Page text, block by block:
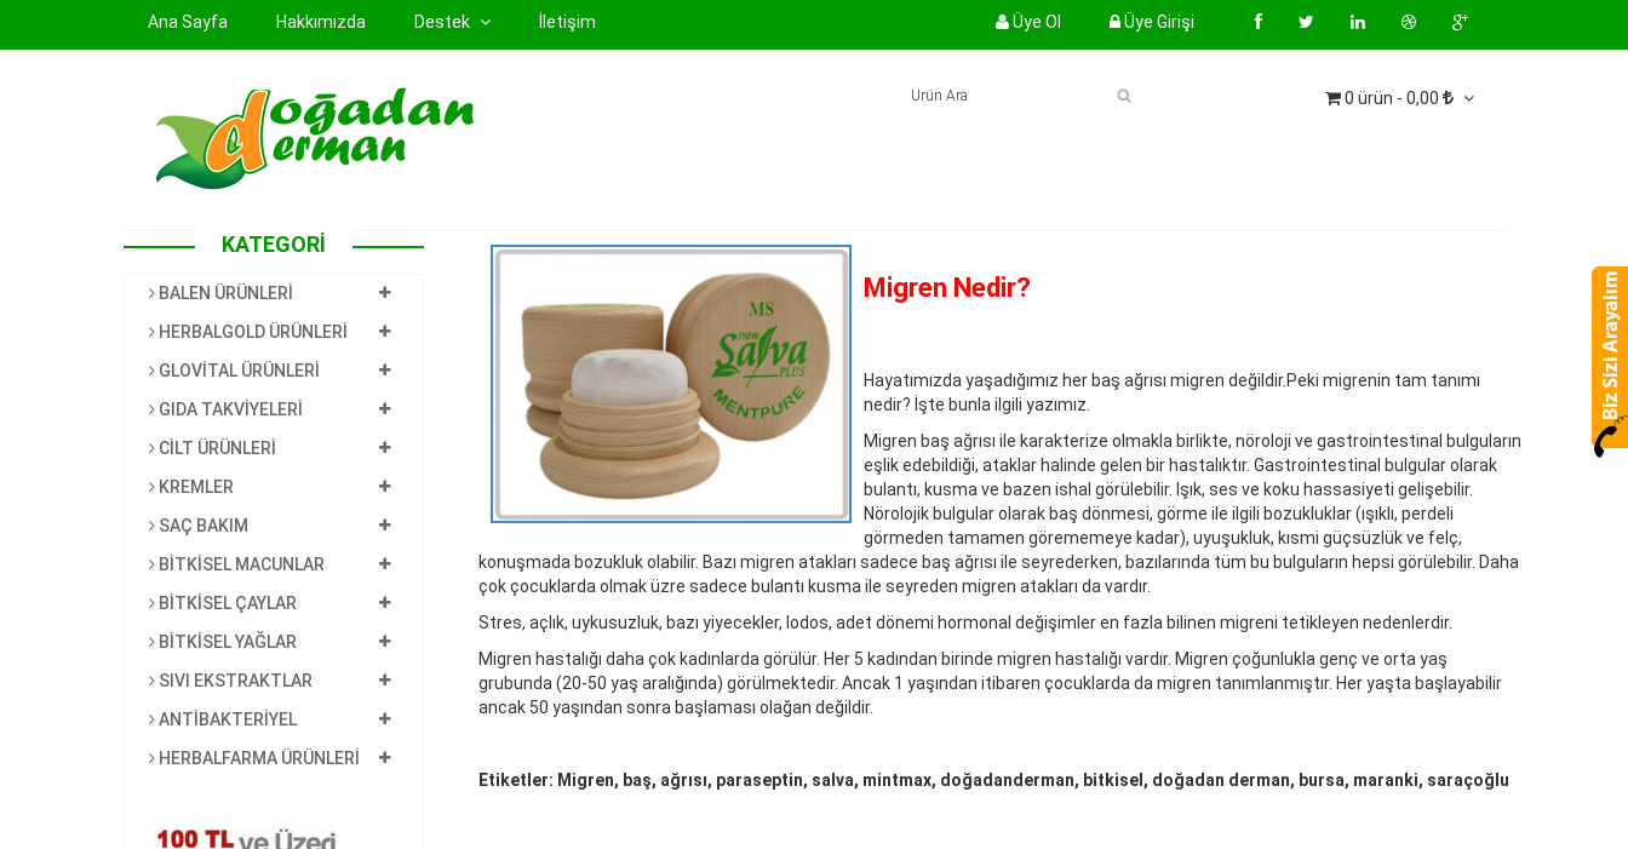
Ana Sayfa Hakkımızda (current)Destek İletişim Üye Ol Üye Girişi
0 ürün - 0,00
KATEGORİ
BALEN ÜRÜNLERİ
HERBALGOLD ÜRÜNLERİ
GLOVİTAL ÜRÜNLERİ
GIDA TAKVİYELERİ
CİLT ÜRÜNLERİ
KREMLER
SAÇ BAKIM
BİTKİSEL MACUNLAR
BİTKİSEL ÇAYLAR
BİTKİSEL YAĞLAR
SIVI EKSTRAKTLAR
ANTİBAKTERİYEL
HERBALFARMA ÜRÜNLERİ
Migren Nedir?
Hayatımızda yaşadığımız her baş ağrısı migren değildir.Peki migrenin tam tanımı
nedir? İşte bunla ilgili yazımız.
Migren baş ağrısı ile karakterize olmakla birlikte, nöroloji ve gastrointestinal bulguların
eşlik edebildiği, ataklar halinde gelen bir hastalıktır. Gastrointestinal bulgular olarak
bulantı, kusma ve bazen ishal görülebilir. Işık, ses ve koku hassasiyeti gelişebilir.
Nörolojik bulgular olarak baş dönmesi, görme ile ilgili bozukluklar (ışıklı, perdeli
görmeden tamamen görememeye kadar), uyuşukluk, kısmi güçsüzlük ve felç,
konuşmada bozukluk olabilir. Bazı migren atakları sadece baş ağrısı ile seyrederken, bazılarında tüm bu bulguların hepsi görülebilir. Daha
çok çocuklarda olmak üzre sadece bulantı kusma ile seyreden migren atakları da vardır.
Stres, açlık, uykusuzluk, bazı yiyecekler, lodos, adet dönemi hormonal değişimler en fazla bilinen migreni tetikleyen nedenlerdir.
Migren hastalığı daha çok kadınlarda görülür. Her 5 kadından birinde migren hastalığı vardır. Migren çoğunlukla genç ve orta yaş
grubunda (20-50 yaş aralığında) görülmektedir. Ancak 1 yaşından itibaren çocuklarda da migren tanımlanmıştır. Her yaşta başlayabilir
ancak 50 yaşından sonra başlaması olağan değildir.
Etiketler: Migren, baş, ağrısı, paraseptin, salva, mintmax, doğadanderman, bitkisel, doğadan derman, bursa, maranki, saraçoğlu